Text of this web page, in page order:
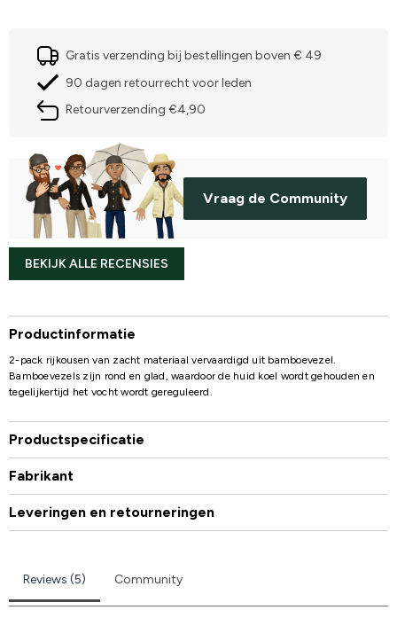
Gratis verzending bij bestellingen boven € 49
90 dagen retourrecht voor leden
Retourverzending €4,90
Vraag de Community
BEKIJK ALLE RECENSIES
Productinformatie
2-pack rijkousen van zacht materiaal vervaardigd uit bamboevezel.
Bamboevezels zijn rond en glad, waardoor de huid koel wordt gehouden en
tegelijkertijd het vocht wordt gereguleerd.
Productspecificatie
Fabrikant
Leveringen en retourneringen
Reviews (5) Community